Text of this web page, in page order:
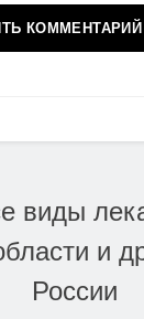
виды
и
России